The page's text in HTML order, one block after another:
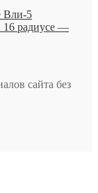
Вли-5
16 радиусе —
сайта без